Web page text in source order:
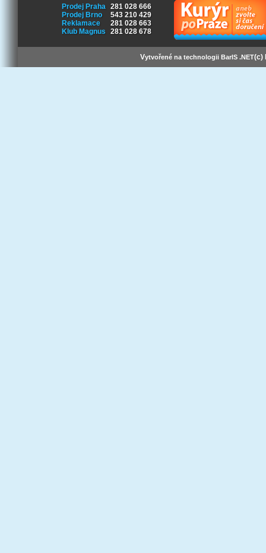
Prodej Praha 281 028 666
Prodej Brno
543 210 429
Reklamace
281 028 663
Klub Magnus
281 028 678
Vytvořené na technologii BarIS .NET(c)